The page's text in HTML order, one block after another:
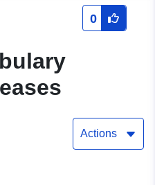
0
Actions